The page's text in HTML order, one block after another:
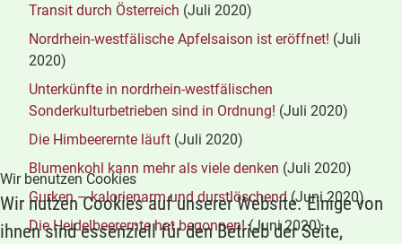
Transit durch Österreich (Juli 2020)
Nordrhein-westfälische Apfelsaison ist eröffnet! (Juli
2020)
Unterkünfte in nordrhein-westfälischen
Sonderkulturbetrieben sind in Ordnung! (Juli 2020)
Die Himbeerernte läuft (Juli 2020)
Blumenkohl kann mehr als viele denken (Juli 2020)
Gurken – kalorienarm und durstlöschend (Juni 2020)
Die Heidelbeerernte hat begonnen! (Juni 2020)
Wir benutzen Cookies
Wir nutzen Cookies auf unserer Website. Einige von
ihnen sind essenziell für den Betrieb der Seite,